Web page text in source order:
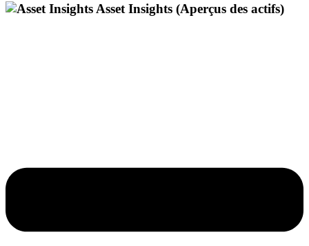
Asset Insights (Aperçus des actifs)